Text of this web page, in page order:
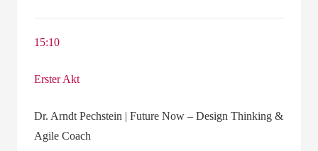
15:10
Erster Akt
Dr. Arndt Pechstein | Future Now – Design Thinking &
Agile Coach